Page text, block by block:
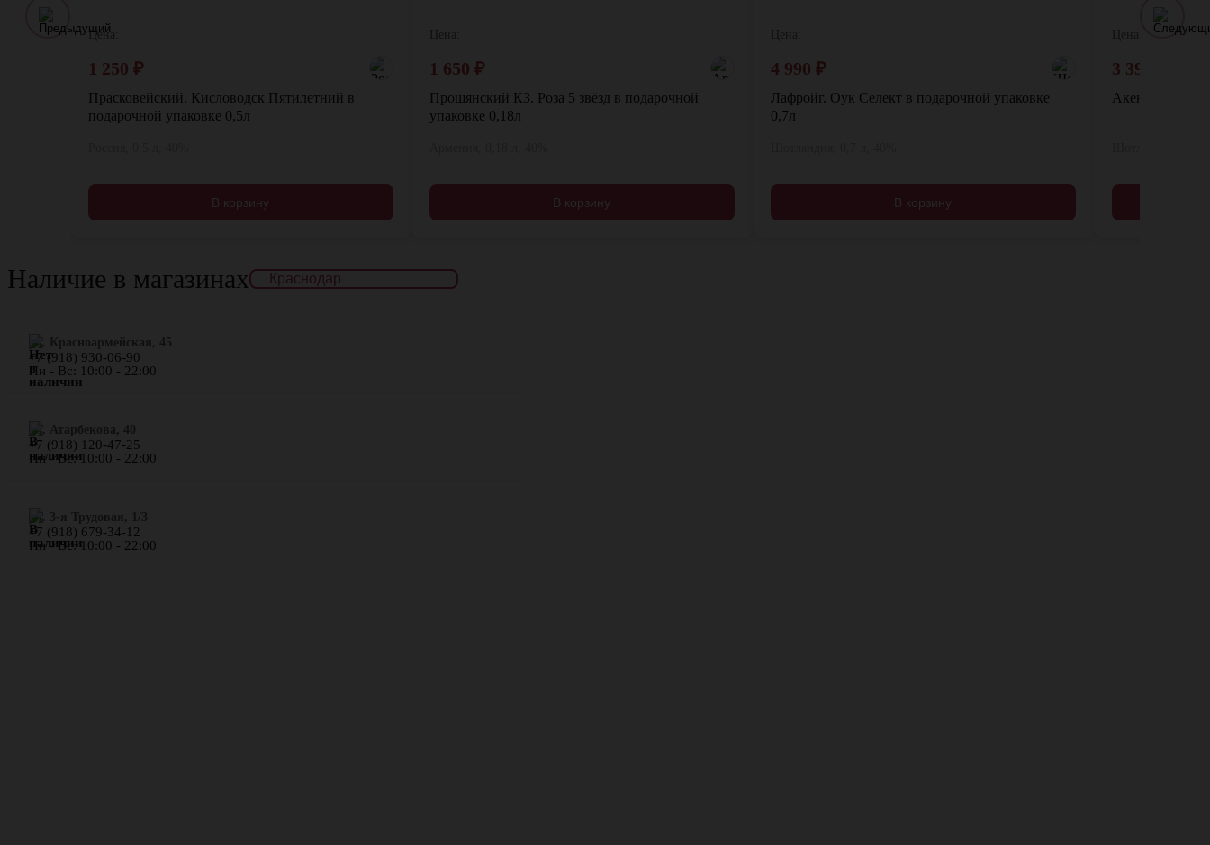
Цена:
1 250 ₽
Прасковейский. Кисловодск Пятилетний в
подарочной упаковке 0,5л
В корзину
1 650 ₽
Прошянский КЗ. Роза 5 звёзд в подарочной
упаковке 0,18л
В корзину
4 990 ₽
Лафройг. Оук Селект в подарочной упаковке
0,7л
В корзину
3 399
Акентошан.
Наличие в магазинах
ул. Красноармейская, 45
+7 (918) 930-06-90
Пн - Вс: 10:00 - 22:00
​ул. Атарбекова, 40
+7 (918) 120-47-25
Пн - Вс: 10:00 - 22:00
ул. 3-я Трудовая, 1/3
+7 (918) 679-34-12
Пн - Вс: 10:00 - 22:00